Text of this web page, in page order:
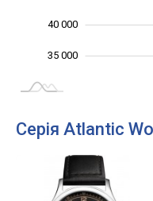
35 000
40 000
Серія Atlantic